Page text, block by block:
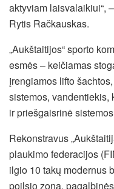
aktyviam laisvalaikiui“,
Rytis Račkauskas.
„Aukštaitijos“ sporto
esmės – keičiamas
įrengiamos lifto
sistemos,
ir priešgaisrinė
Rekonstravus
plaukimo federacijos
ilgio 10 takų modernus
poilsio zona,